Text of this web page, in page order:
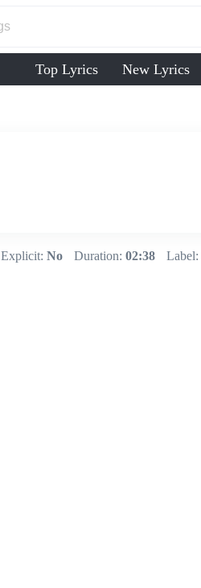
Top Lyrics New Lyrics
Explicit: No Duration: 02:38 Label: